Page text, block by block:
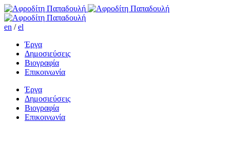
en /el
Έργα
Δημοσιεύσεις
Βιογραφία
Επικοινωνία
Έργα
Δημοσιεύσεις
Βιογραφία
Επικοινωνία